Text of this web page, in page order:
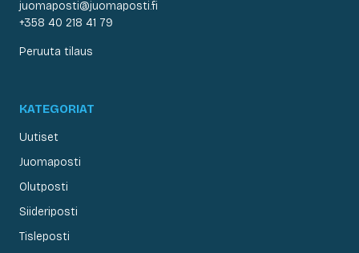
juomaposti@juomaposti.fi
+358 40 218 41 79
Peruuta tilaus
KATEGORIAT
Uutiset
Juomaposti
Olutposti
Siideriposti
Tisleposti